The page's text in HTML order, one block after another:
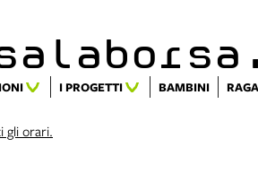
I PROGETTI BAMBINI
gli orari.